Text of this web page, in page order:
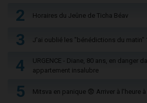
2 Horaires du Jeûne de Ticha Béav
3 J'ai oublié les "bénédictions du matin"
4
URGENCE - Diane, 80 ans, en danger
appartement insalubre
5 Mitsva en panique 😨 Arriver à l'heure à